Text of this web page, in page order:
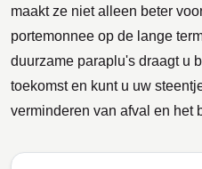
maakt ze niet alleen beter
portemonnee op de lange
duurzame paraplu's draagt u
toekomst en kunt u uw
verminderen van afval en het